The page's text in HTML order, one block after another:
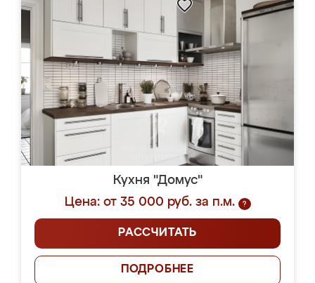
Кухня "Домус"
Цена: от 35 000 руб. за п.м.
?
РАССЧИТАТЬ
ПОДРОБНЕЕ